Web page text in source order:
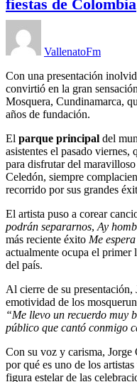
fiestas de Colombia
VallenatoFm
Con una presentación
convirtió en la gran
Mosquera, Cundinamarca,
años de fundación.
El parque principal del
asistentes el pasado
para disfrutar del
Celedón, siempre
recorrido por sus grandes
El artista puso a corear
podrán separarnos, Ay
más reciente éxito Me
actualmente ocupa el primer
del país.
Al cierre de su presentación,
emotividad de los
“Me llevo un recuerdo muy
público que cantó conmigo
Con su voz y carisma,
por qué es uno de los
figura estelar de las